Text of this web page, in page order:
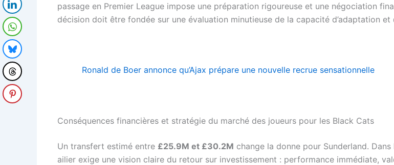
passage en Premier League impose une préparation rigoureuse et une négociation
décision doit être fondée sur une évaluation minutieuse de la capacité d’adaptation
Ronald de Boer annonce qu’Ajax prépare une nouvelle recrue sensationnelle
Conséquences financières et stratégie du marché des joueurs pour les Black Cats
Un transfert estimé entre £25.9M et £30.2M change la donne pour Sunderland.
ailier exige une vision claire du retour sur investissement : performance immédiate,